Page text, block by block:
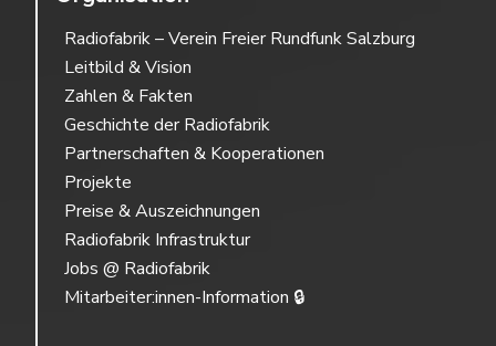
Radiofabrik – Verein Freier Rundfunk Salzburg
Leitbild & Vision
Zahlen & Fakten
Geschichte der Radiofabrik
Partnerschaften & Kooperationen
Projekte
Preise & Auszeichnungen
Radiofabrik Infrastruktur
Jobs @ Radiofabrik
Mitarbeiter:innen-Information 🔒